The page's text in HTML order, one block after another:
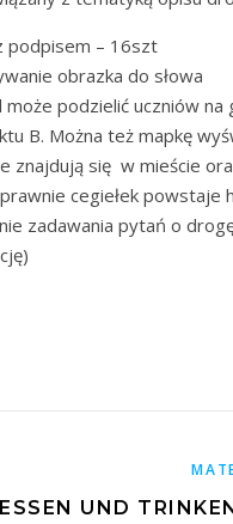
podpisem – 16szt
obrazka do słowa
może podzielić uczniów
B. Można też mapkę
znajdują się w mieście
cegiełek powstaje
zadawania pytań o
ESSEN UND